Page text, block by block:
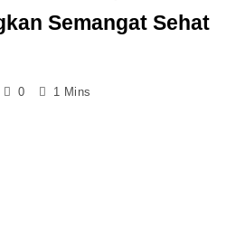
Semangat Sehat
0 1 Mins